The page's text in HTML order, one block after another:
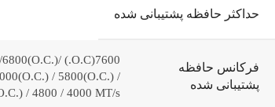
حداکثر حافظه پشتیبانی شده
فرکانس حافظه
پشتیبانی شده
/6800(O.C.)
/ 5800(O.C.) /
/ 4800 / 4000 MT/s